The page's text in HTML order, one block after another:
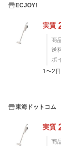
ECJOY!
実質
商
送
ポ
1〜2
東海ドットコム
実質
商